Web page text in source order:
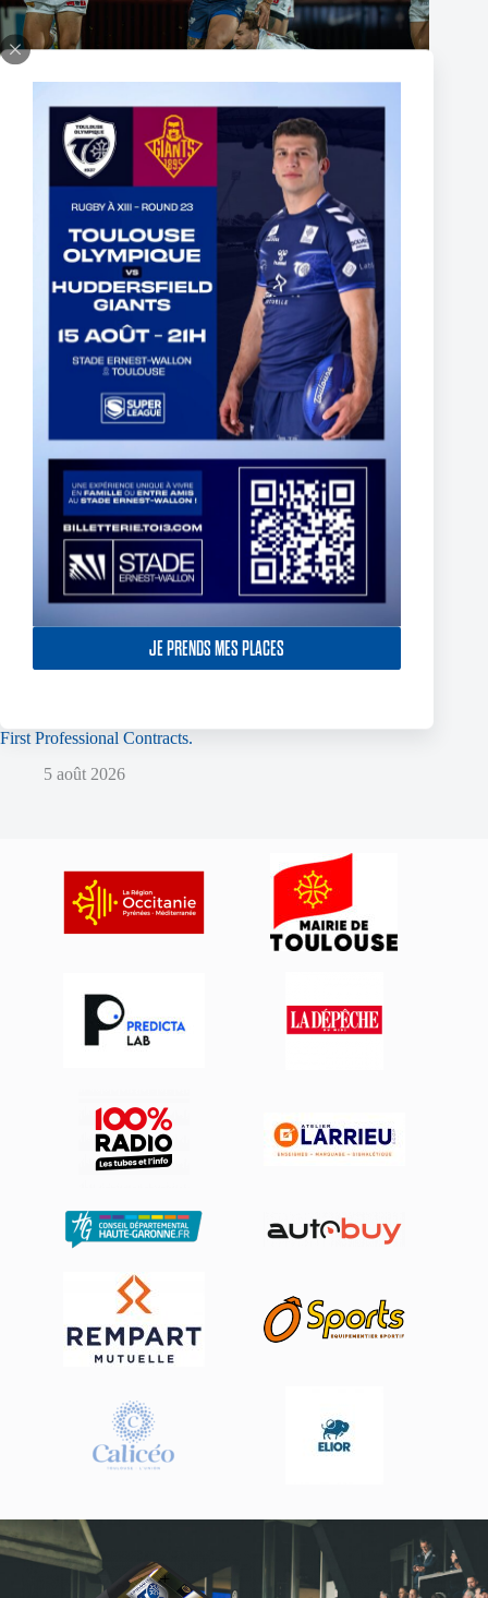
JE PRENDS MES PLACES
The End of Reubenn Rennie’s Olympian Journey
6 août 2026
First Professional Contracts.
5 août 2026